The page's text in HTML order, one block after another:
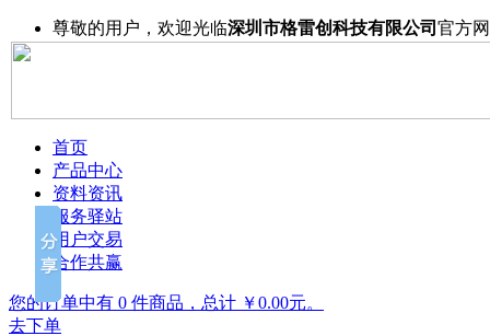
尊敬的用户，欢迎光临深圳市格雷创科技有限公司 官方
首页
产品中心
资料资讯
服务驿站
用户交易
合作共赢
您的订单中有 0 件商品，总计 ￥0.00元。
去下单